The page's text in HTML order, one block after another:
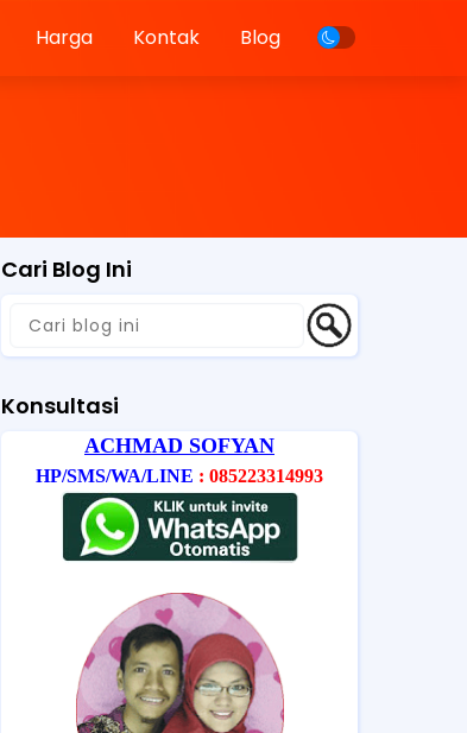
Harga Kontak Blog
Cari Blog Ini
Konsultasi
ACHMAD SOFYAN
HP/SMS/WA/LINE : 085223314993